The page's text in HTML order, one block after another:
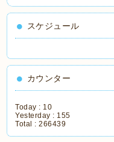
スケジュール
カウンター
Today : 10
Yesterday : 155
Total :266439